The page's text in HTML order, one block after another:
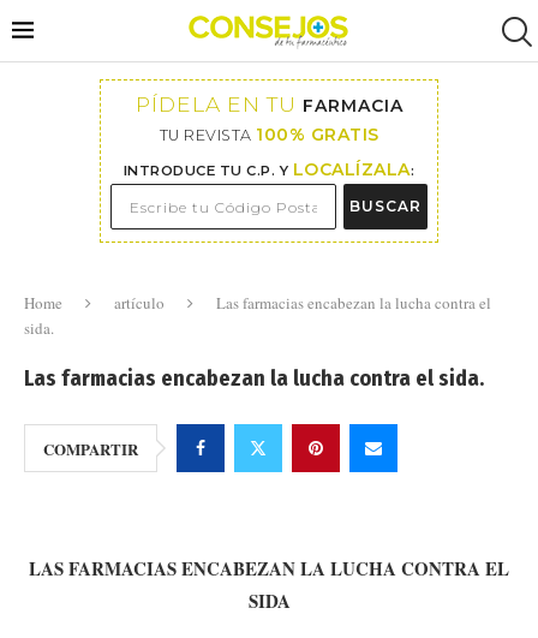
PÍDELA EN TU FARMACIA
TU REVISTA 100% GRATIS
INTRODUCE TU C.P. Y LOCALÍZALA:
BUSCAR
Home artículo
Las farmacias encabezan la lucha contra el
sida.
Las farmacias encabezan la lucha contra el sida.
COMPARTIR
LAS FARMACIAS ENCABEZAN LA LUCHA CONTRA EL
SIDA